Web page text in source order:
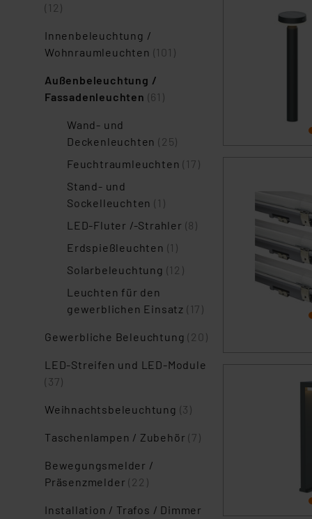
(12)
Innenbeleuchtung /
Wohnraumleuchten (101)
Außenbeleuchtung /
Fassadenleuchten (61)
Wand- und
Deckenleuchten(25)
Feuchtraumleuchten(17)
Stand- und
Sockelleuchten(1)
LED-Fluter /-Strahler (8)
Erdspießleuchten (1)
Solarbeleuchtung (12)
Leuchten für den
gewerblichen Einsatz (17)
Gewerbliche Beleuchtung(20)
LED-Streifen und LED-Module
(37)
Weihnachtsbeleuchtung (3)
Taschenlampen / Zubehör(7)
Bewegungsmelder /
Präsenzmelder(22)
Installation / Trafos / Dimmer